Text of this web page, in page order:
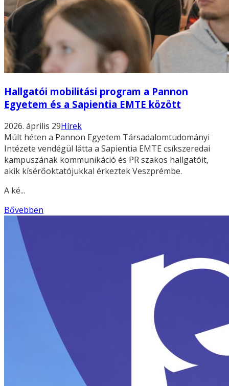
Hallgatói mobilitási program a Pannon
Egyetem és a Sapientia EMTE között
2026. április 29Hírek
Múlt héten a Pannon Egyetem Társadalomtudományi
Intézete vendégül látta a Sapientia EMTE csíkszeredai
kampuszának kommunikáció és PR szakos hallgatóit,
akik kísérőoktatójukkal érkeztek Veszprémbe.
A ké...
Bővebben